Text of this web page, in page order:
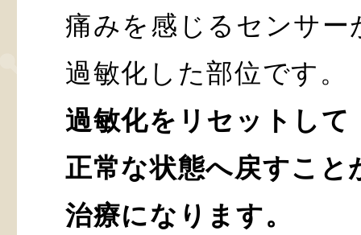
痛みを感じるセンサー
過敏化した部位です。
過敏化をリセットして
正常な状態へ戻すこと
治療になります。